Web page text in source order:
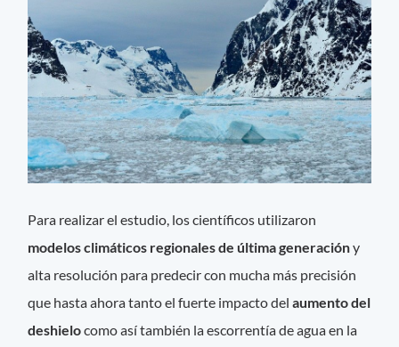
Para realizar el estudio, los científicos utilizaron
modelos climáticos regionales de última generacióny
alta resolución para predecir con mucha más precisión
que hasta ahora tanto el fuerte impacto delaumento del
deshielocomo así también la escorrentía de agua en la